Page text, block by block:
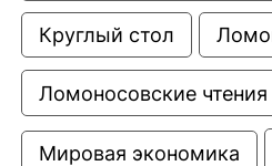
Круглый стол
Ломоносовские чтения
Мировая экономика